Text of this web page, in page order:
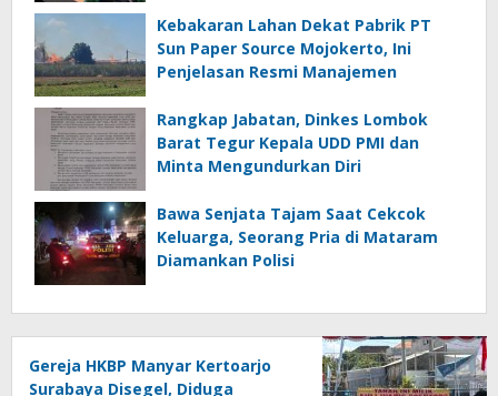
Kebakaran Lahan Dekat Pabrik PT
Sun Paper Source Mojokerto, Ini
Penjelasan Resmi Manajemen
Rangkap Jabatan, Dinkes Lombok
Barat Tegur Kepala UDD PMI dan
Minta Mengundurkan Diri
Bawa Senjata Tajam Saat Cekcok
Keluarga, Seorang Pria di Mataram
Diamankan Polisi
Gereja HKBP Manyar Kertoarjo
Surabaya Disegel, Diduga